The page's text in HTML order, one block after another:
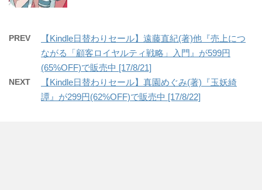
PREV
【Kindle日替わりセール】遠藤直紀(著)他『売上につ
ながる「顧客ロイヤルティ戦略」入門』が599円
(65%OFF)で販売中 [17/8/21]
NEXT
【Kindle日替わりセール】真園めぐみ(著)『玉妖綺
譚』が299円(62%OFF)で販売中 [17/8/22]